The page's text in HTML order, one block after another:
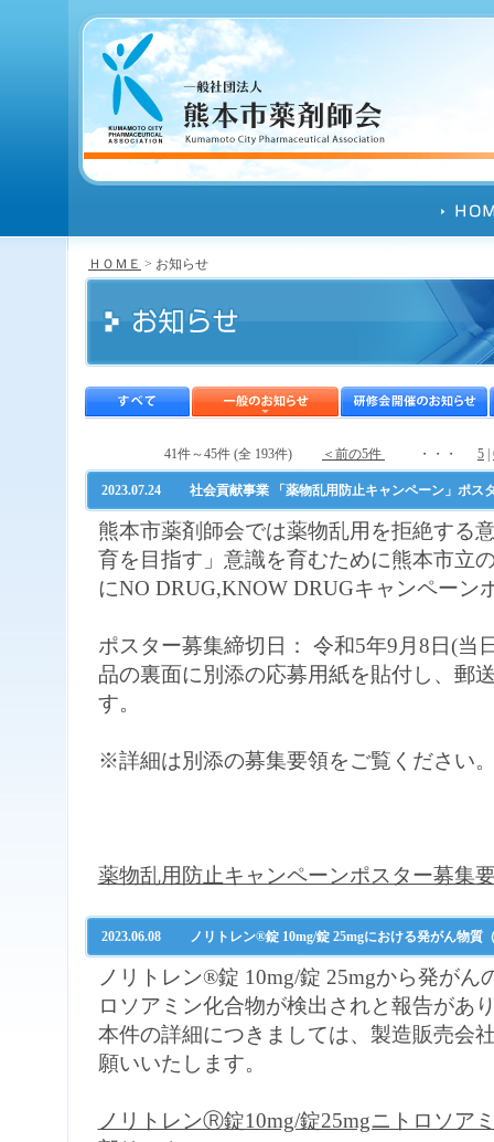
ＨＯＭＥ > お知らせ
41件～45件 (全 193件) ＜前の5件 ・・・ 5
2023.07.24 社会貢献事業 「薬物乱用防止キャンペーン」ポス
熊本市薬剤師会では薬物乱用を拒絶する
育を目指す」意識を育むために熊本市立
にNO DRUG,KNOW DRUGキャンペーン
ポスター募集締切日： 令和5年9月8日(当
品の裏面に別添の応募用紙を貼付し、郵
す。
※詳細は別添の募集要領をご覧ください
薬物乱用防止キャンペーンポスター募集
2023.06.08 ノリトレン®錠 10mg/錠 25mgにおける発がん物質
ノリトレン®錠 10mg/錠 25mgから発が
ロソアミン化合物が検出されと報告があ
本件の詳細につきましては、製造販売会
願いいたします。
ノリトレンⓇ錠10mg/錠25mgニトロソア